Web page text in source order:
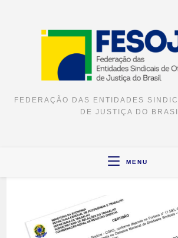
FEDERAÇÃO DAS ENTIDADES
DE JUSTIÇA DO
MENU